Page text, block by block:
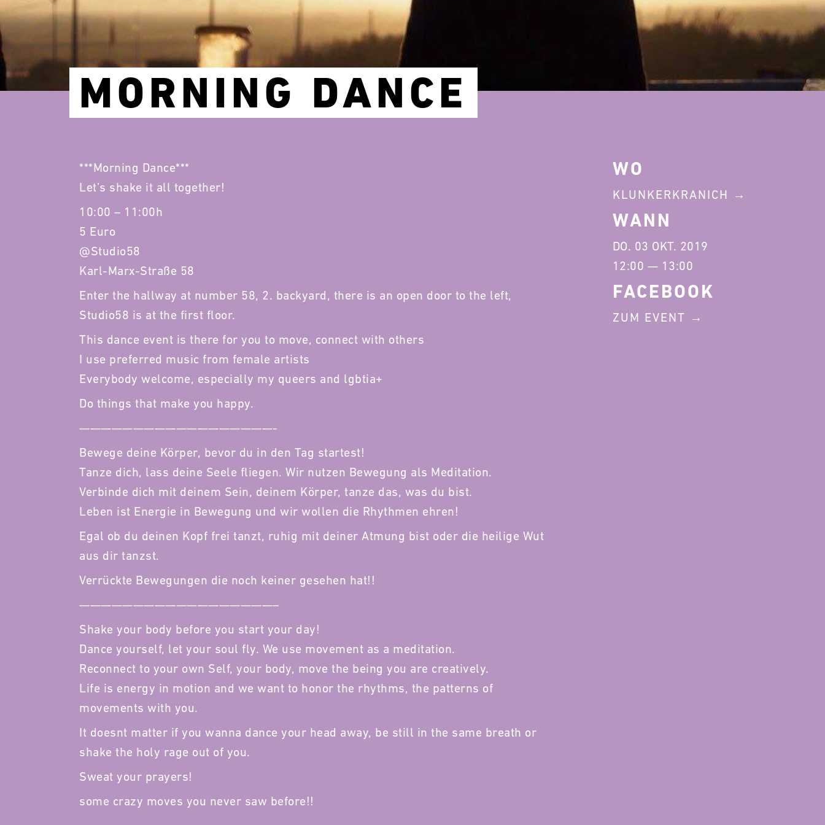
MORNING DANCE
***Morning Dance***
Let’s shake it all together!
10:00 – 11:00h
5 Euro
@Studio58
Karl-Marx-Straße 58
Enter the hallway at number 58, 2. backyard, there is an open door to the left,
Studio58 is at the first floor.
This dance event is there for you to move, connect with others
I use preferred music from female artists
Everybody welcome, especially my queers and lgbtia+
Do things that make you happy.
——————————————————-
Bewege deine Körper, bevor du in den Tag startest!
Tanze dich, lass deine Seele fliegen. Wir nutzen Bewegung als Meditation.
Verbinde dich mit deinem Sein, deinem Körper, tanze das, was du bist.
Leben ist Energie in Bewegung und wir wollen die Rhythmen ehren!
Egal ob du deinen Kopf frei tanzt, ruhig mit deiner Atmung bist oder die heilige Wut
aus dir tanzst.
Verrückte Bewegungen die noch keiner gesehen hat!!
——————————————————–
Shake your body before you start your day!
Dance yourself, let your soul fly. We use movement as a meditation.
Reconnect to your own Self, your body, move the being you are creatively.
Life is energy in motion and we want to honor the rhythms, the patterns of
movements with you.
It doesnt matter if you wanna dance your head away, be still in the same breath or
shake the holy rage out of you.
Sweat your prayers!
some crazy moves you never saw before!!
WO
KLUNKERKRANICH
WANN
DO. 03 OKT. 2019
12:00 — 13:00
FACEBOOK
ZUM EVENT